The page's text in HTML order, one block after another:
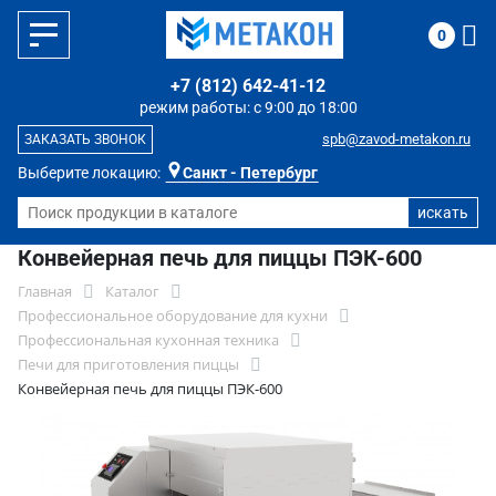
Выберите локацию: Санкт - Петербург
режим работы: с 9:00 до 18:00
+7 (812) 642-41-12
spb@zavod-metakon.ru
ЗАКАЗАТЬ ЗВОНОК
0
Конвейерная печь для пиццы ПЭК-600
Главная
Каталог
Профессиональное оборудование для кухни
Профессиональная кухонная техника
Печи для приготовления пиццы
Конвейерная печь для пиццы ПЭК-600